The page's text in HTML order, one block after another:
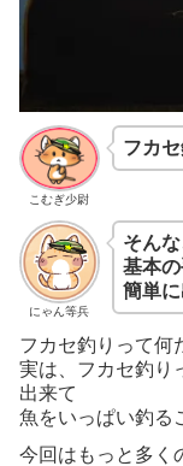
こむぎ少尉
フカ
にゃん等兵
そん
基本
簡単
フカセ釣りって何
実は、フカセ釣り
出来て
魚をいっぱい釣る
今回はもっと多く